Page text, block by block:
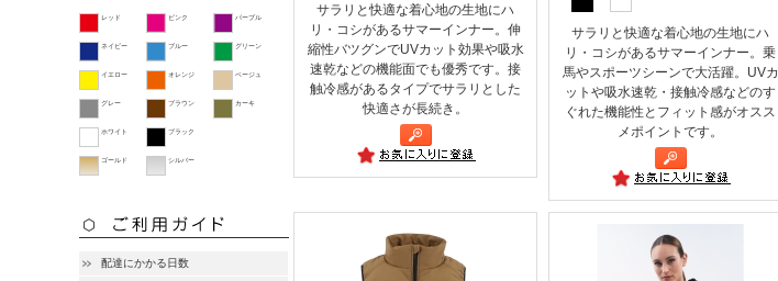
レッド ピンク パープル
ネイビー ブルー グリーン
イエロー オレンジ ベージュ
グレー ブラウン カーキ
ホワイト ブラック
ゴールド シルバー
配達にかかる日数
サラリと快適な着心地の生地にハ
リ・コシがあるサマーインナー。伸
縮性バツグンでUVカット効果や吸水
速乾などの機能面でも優秀です。接
触冷感があるタイプでサラリとした
快適さが長続き。
サラリと快適な着心地の生地にハ
リ・コシがあるサマーインナー。乗
馬やスポーツシーンで大活躍。UVカ
ットや吸水速乾・接触冷感などのす
ぐれた機能性とフィット感がオスス
メポイントです。